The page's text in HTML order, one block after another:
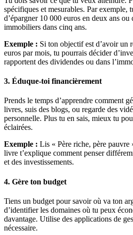
spécifiques et mesurables. Par exemple,
d’épargner 10 000 euros en deux ans ou
immobiliers dans cinq ans.
Exemple : Si ton objectif est d’avoir un
euros par mois, tu pourrais décider
rapportent des dividendes ou dans
3. Éduque-toi financièrement
Prends le temps d’apprendre comment
livres, suis des blogs, ou regarde des
personnelle. Plus tu en sais, mieux tu
éclairées.
Exemple : Lis « Père riche, père
livre t’explique comment penser
et des investissements.
4. Gère ton budget
Tiens un budget pour savoir où va ton
d’identifier les domaines où tu peux
davantage. Utilise des applications de
nécessaire.